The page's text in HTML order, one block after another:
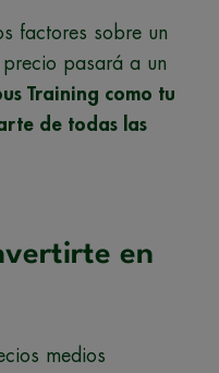
factores sobre un
pasará a un
Training como tu
de todas las
en
medios